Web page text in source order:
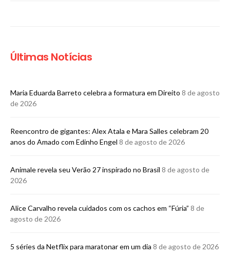
Últimas Notícias
Maria Eduarda Barreto celebra a formatura em Direito 8 de agosto
de 2026
Reencontro de gigantes: Alex Atala e Mara Salles celebram 20
anos do Amado com Edinho Engel 8 de agosto de 2026
Animale revela seu Verão 27 inspirado no Brasil 8 de agosto de
2026
Alice Carvalho revela cuidados com os cachos em “Fúria” 8 de
agosto de 2026
5 séries da Netflix para maratonar em um dia 8 de agosto de 2026